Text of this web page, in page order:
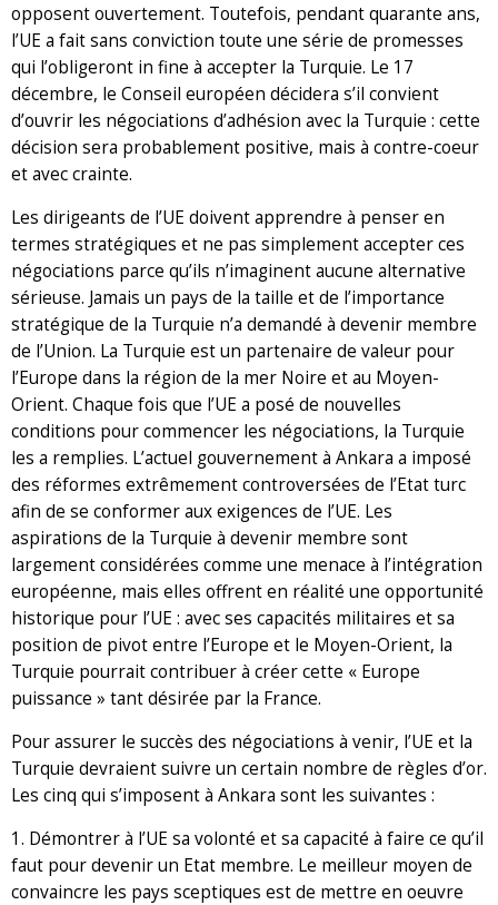
opposent ouvertement. Toutefois, pendant quarante ans,
l’UE a fait sans conviction toute une série de promesses
qui l’obligeront in fine à accepter la Turquie. Le 17
décembre, le Conseil européen décidera s’il convient
d’ouvrir les négociations d’adhésion avec la Turquie : cette
décision sera probablement positive, mais à contre-coeur
et avec crainte.
Les dirigeants de l’UE doivent apprendre à penser en
termes stratégiques et ne pas simplement accepter ces
négociations parce qu’ils n’imaginent aucune alternative
sérieuse. Jamais un pays de la taille et de l’importance
stratégique de la Turquie n’a demandé à devenir membre
de l’Union. La Turquie est un partenaire de valeur pour
l’Europe dans la région de la mer Noire et au Moyen-
Orient. Chaque fois que l’UE a posé de nouvelles
conditions pour commencer les négociations, la Turquie
les a remplies. L’actuel gouvernement à Ankara a imposé
des réformes extrêmement controversées de l’Etat turc
afin de se conformer aux exigences de l’UE. Les
aspirations de la Turquie à devenir membre sont
largement considérées comme une menace à l’intégration
européenne, mais elles offrent en réalité une opportunité
historique pour l’UE : avec ses capacités militaires et sa
position de pivot entre l’Europe et le Moyen-Orient, la
Turquie pourrait contribuer à créer cette « Europe
puissance » tant désirée par la France.
Pour assurer le succès des négociations à venir, l’UE et la
Turquie devraient suivre un certain nombre de règles d’or.
Les cinq qui s’imposent à Ankara sont les suivantes :
1. Démontrer à l’UE sa volonté et sa capacité à faire ce qu’il
faut pour devenir un Etat membre. Le meilleur moyen de
convaincre les pays sceptiques est de mettre en oeuvre